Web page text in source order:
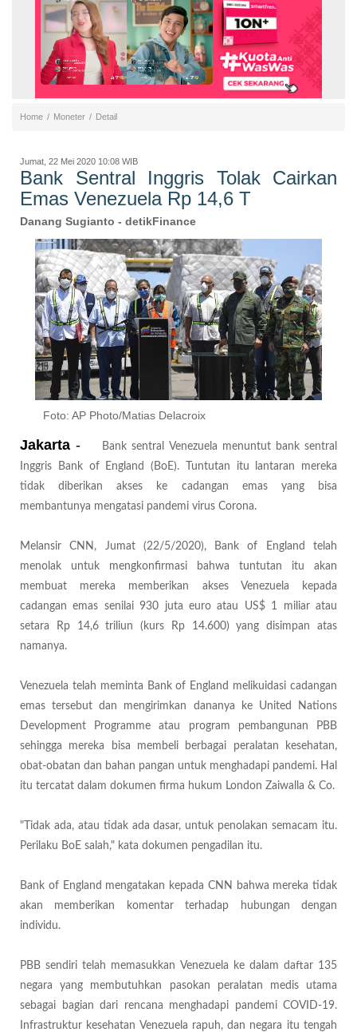
Home / Moneter / Detail
Jumat, 22 Mei 2020 10:08 WIB
Bank Sentral Inggris Tolak Cairkan
Emas Venezuela Rp 14,6 T
Danang Sugianto - detikFinance
Foto: AP Photo/Matias Delacroix
Jakarta -
Bank sentral Venezuela menuntut bank sentral
Inggris Bank of England (BoE). Tuntutan itu lantaran mereka
tidak diberikan akses ke cadangan emas yang bisa
membantunya mengatasi pandemi virus Corona.
Melansir CNN, Jumat (22/5/2020), Bank of England telah
menolak untuk mengkonfirmasi bahwa tuntutan itu akan
membuat mereka memberikan akses Venezuela kepada
cadangan emas senilai 930 juta euro atau US$ 1 miliar atau
setara Rp 14,6 triliun (kurs Rp 14.600) yang disimpan atas
namanya.
Venezuela telah meminta Bank of England melikuidasi cadangan
emas tersebut dan mengirimkan dananya ke United Nations
Development Programme atau program pembangunan PBB
sehingga mereka bisa membeli berbagai peralatan kesehatan,
obat-obatan dan bahan pangan untuk menghadapi pandemi. Hal
itu tercatat dalam dokumen firma hukum London Zaiwalla & Co.
"Tidak ada, atau tidak ada dasar, untuk penolakan semacam itu.
Perilaku BoE salah," kata dokumen pengadilan itu.
Bank of England mengatakan kepada CNN bahwa mereka tidak
akan memberikan komentar terhadap hubungan dengan
individu.
PBB sendiri telah memasukkan Venezuela ke dalam daftar 135
negara yang membutuhkan pasokan peralatan medis utama
sebagai bagian dari rencana menghadapi pandemi COVID-19.
Infrastruktur kesehatan Venezuela rapuh, dan negara itu tengah